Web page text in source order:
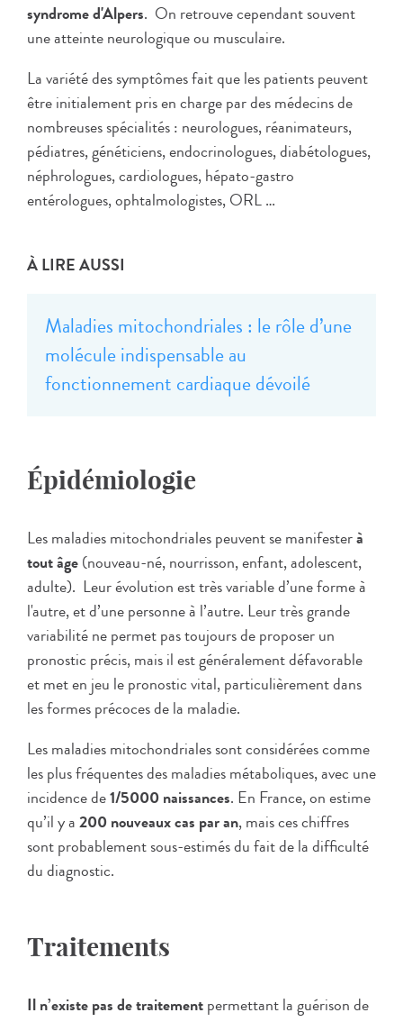
syndrome d'Alpers. On retrouve cependant souvent
une atteinte neurologique ou musculaire.
La variété des symptômes fait que les patients peuvent
être initialement pris en charge par des médecins de
nombreuses spécialités : neurologues, réanimateurs,
pédiatres, généticiens, endocrinologues, diabétologues,
néphrologues, cardiologues, hépato-gastro
entérologues, ophtalmologistes, ORL …
À LIRE AUSSI
Maladies mitochondriales : le rôle d’une
molécule indispensable au
fonctionnement cardiaque dévoilé
Épidémiologie
Les maladies mitochondriales peuvent se manifesterà
tout âge(nouveau-né, nourrisson, enfant, adolescent,
adulte). Leur évolution est très variable d’une forme à
l'autre, et d’une personne à l’autre. Leur très grande
variabilité ne permet pas toujours de proposer un
pronostic précis, mais il est généralement défavorable
et met en jeu le pronostic vital, particulièrement dans
les formes précoces de la maladie.
Les maladies mitochondriales sont considérées comme
les plus fréquentes des maladies métaboliques, avec une
incidence de1/5000 naissances. En France, on estime
qu’il y a200 nouveaux cas par an, mais ces chiffres
sont probablement sous-estimés du fait de la difficulté
du diagnostic.
Traitements
Il n’existe pas de traitementpermettant la guérison de